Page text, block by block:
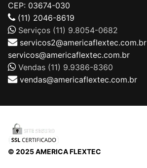
CEP: 03674-030
(11) 2046-8619
Serviços (11) 9.8054-0682
servicos2@americaflextec.com.br
servicos@americaflextec.com.br
Vendas (11) 9.9386-8360
vendas@americaflextec.com.br
© 2025 AMERICA FLEXTEC